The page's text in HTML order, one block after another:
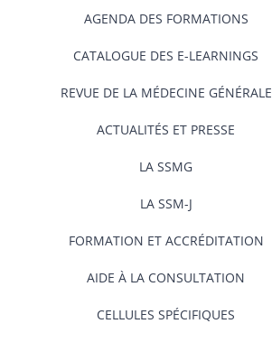
AGENDA DES FORMATIONS
CATALOGUE DES E-LEARNINGS
REVUE DE LA MÉDECINE GÉNÉRALE
ACTUALITÉS ET PRESSE
LA SSMG
LA SSM-J
FORMATION ET ACCRÉDITATION
AIDE À LA CONSULTATION
CELLULES SPÉCIFIQUES